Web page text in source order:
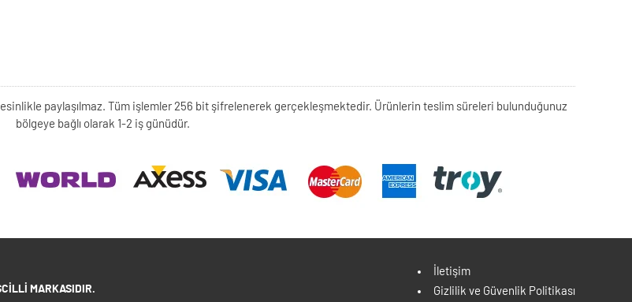
paylaşılmaz. Tüm işlemler 256 bit şifrelenerek gerçekleşmektedir. Ürünlerin teslim süreleri bulunduğunuz
bölgeye bağlı olarak 1-2 iş günüdür.
MARKASIDIR.
İletişim
Gizlilik ve Güvenlik Politikası